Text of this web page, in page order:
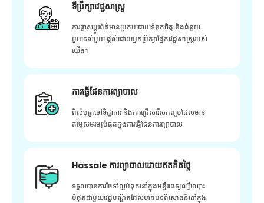
ទីប្រឹក្សាវេជ្ជសាស្ត្រ
ការផ្លាស់ប្តូរព័ត៌មានប្រកបដោយទំនុកចិត្ត និងជំនួយ
មួយទល់មួយ ផ្តល់ដោយអ្នកប្រឹក្សាផ្នែកវេជ្ជសាស្រ្តរបស់
យើង។
ការធ្វើផែនការព្យាបាល
ពីសំបុត្រទៅទិដ្ឋាការ និងការជ្រើសរើសកញ្ចប់ដែលមាន
តម្លៃសមរម្យបំផុតក្នុងការធ្វើផែនការព្យាបាល
Hassale ការព្យាបាលដោយឥតគិតថ្លៃ
ទទួលបានការថែទាំល្អបំផុតនៅក្នុងមន្ទីរពេទ្យល្បីឈ្មោះ
បំផុតជាមួយវេជ្ជបណ្ឌិតដែលមានបទពិសោធន៍នៅក្នុង